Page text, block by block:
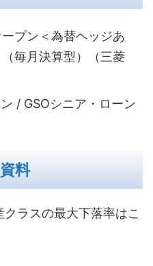
プン＜為替ヘッジあ
毎月決算型）（三菱
/ GSOシニア・ローン
料
ラスの最大下落率はこ